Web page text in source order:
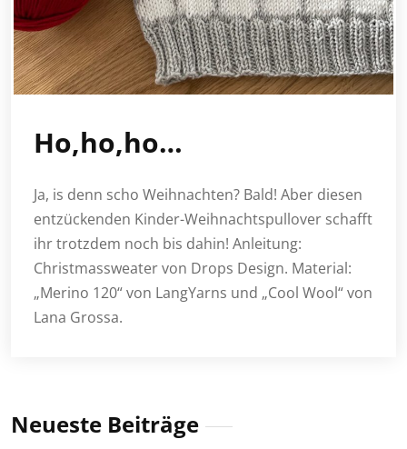
Ho,ho,ho…
Ja, is denn scho Weihnachten? Bald! Aber diesen
entzückenden Kinder-Weihnachtspullover schafft
ihr trotzdem noch bis dahin! Anleitung:
Christmassweater von Drops Design. Material:
„Merino 120“ von LangYarns und „Cool Wool“ von
Lana Grossa.
Neueste Beiträge